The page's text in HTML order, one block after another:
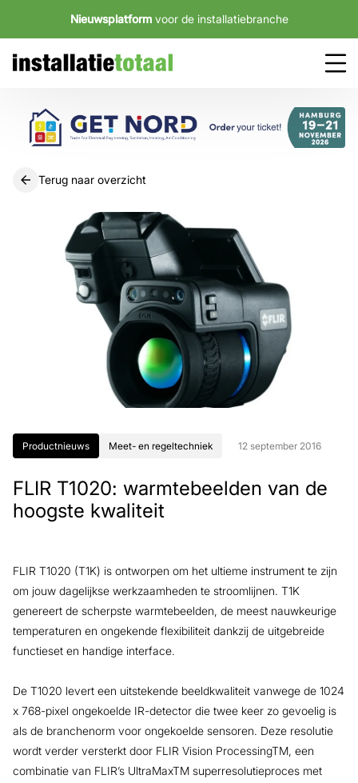
Nieuwsplatform voor de installatiebranche
Terug naar overzicht
Productnieuws Meet- en regeltechniek 12 september 2016
FLIR T1020: warmtebeelden van de
hoogste kwaliteit
FLIR T1020 (T1K) is ontworpen om het ultieme instrument te zijn
om jouw dagelijkse werkzaamheden te stroomlijnen. T1K
genereert de scherpste warmtebeelden, de meest nauwkeurige
temperaturen en ongekende flexibiliteit dankzij de uitgebreide
functieset en handige interface.
De T1020 levert een uitstekende beeldkwaliteit vanwege de 1024
x 768-pixel ongekoelde IR-detector die twee keer zo gevoelig is
als de branchenorm voor ongekoelde sensoren. Deze resolutie
wordt verder versterkt door FLIR Vision ProcessingTM, een
combinatie van FLIR’s UltraMaxTM superresolutieproces met